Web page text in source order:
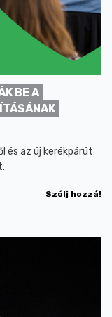
BE A
és az új kerékpárút
Szólj hozzá!